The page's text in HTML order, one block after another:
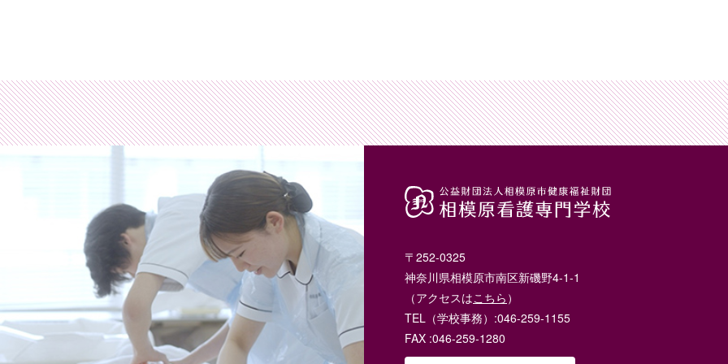
〒252-0325
神奈川県相模原市南区新磯野4-1-1
（アクセスはこちら ）
TEL（学校事務）:046-259-1155
FAX :046-259-1280